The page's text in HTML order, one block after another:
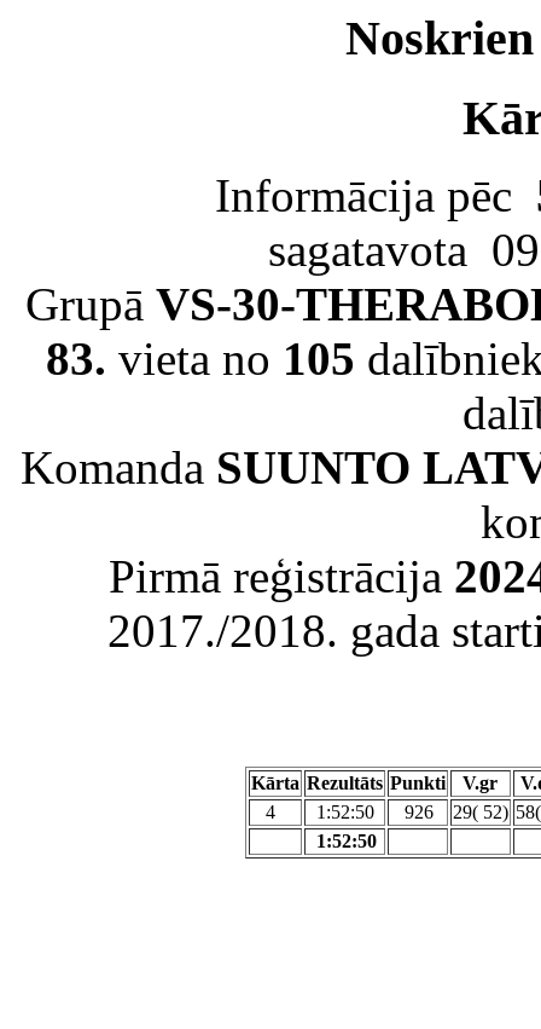
Noskrien
Informācija pēc
sagatavota
Grupā VS-30-
83. vieta no 105
Komanda SUUNTO
Pirmā reģistrācija
2017./2018. gada
Kārta Rezultāts Punkti V.gr
4
1:52:50 926 29( 52)
1:52:50